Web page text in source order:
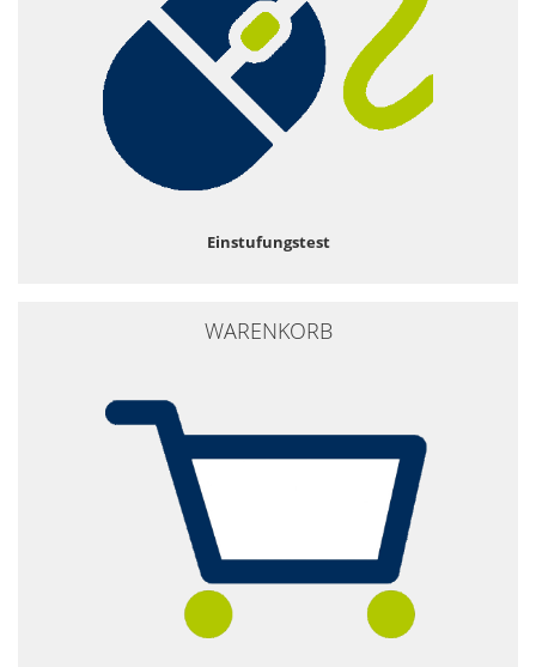
Einstufungstest
WARENKORB